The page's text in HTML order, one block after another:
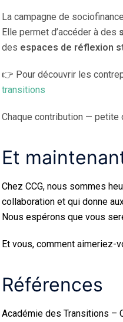
La campagne de
Elle permet d’accéder à des
des espaces de réflexion
👉 Pour découvrir les
transitions
Chaque contribution — petite
Et
Chez CCG, nous sommes
collaboration et qui donne
Nous espérons que vous
Et vous, comment aimeriez-
Références
Académie des Transitions –